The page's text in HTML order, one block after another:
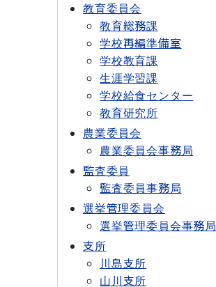
教育委員会
教育総務課
学校再編準備室
学校教育課
生涯学習課
学校給食センター
教育研究所
農業委員会
農業委員会事務局
監査委員
監査委員事務局
選挙管理委員会
選挙管理委員会事務局
支所
川島支所
山川支所